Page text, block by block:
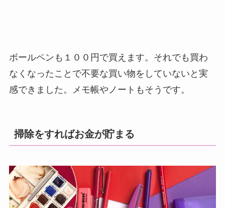
ボールペンも１００円で買えます。それでも買わ
なくなったことで不要な買い物をしていないと実
感できました。メモ帳やノートもそうです。
掃除をすればお金が貯まる